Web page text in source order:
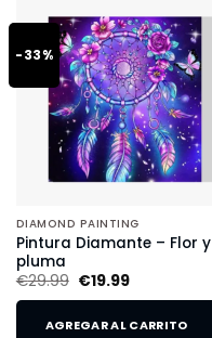
-33%
DIAMOND PAINTING
Pintura Diamante – Flor y
pluma
€29.99 €19.99
AGREGAR AL CARRITO